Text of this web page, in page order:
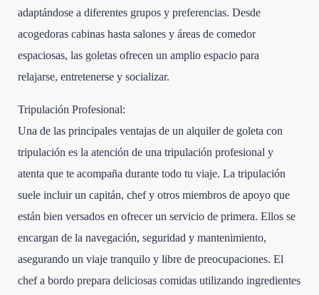
adaptándose a diferentes grupos y preferencias. Desde
acogedoras cabinas hasta salones y áreas de comedor
espaciosas, las goletas ofrecen un amplio espacio para
relajarse, entretenerse y socializar.
Tripulación Profesional:
Una de las principales ventajas de un alquiler de goleta con
tripulación es la atención de una tripulación profesional y
atenta que te acompaña durante todo tu viaje. La tripulación
suele incluir un capitán, chef y otros miembros de apoyo que
están bien versados en ofrecer un servicio de primera. Ellos se
encargan de la navegación, seguridad y mantenimiento,
asegurando un viaje tranquilo y libre de preocupaciones. El
chef a bordo prepara deliciosas comidas utilizando ingredientes